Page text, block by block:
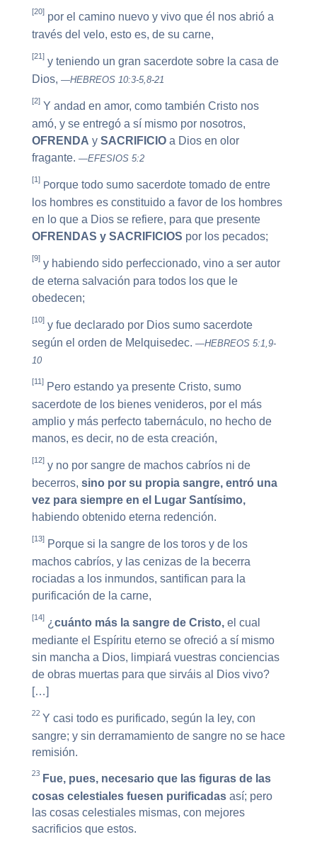
[20] por el camino nuevo y vivo que él nos abrió a
través del velo, esto es, de su carne,
[21] y teniendo un gran sacerdote sobre la casa de
Dios, —HEBREOS 10:3-5,8-21
[2] Y andad en amor, como también Cristo nos
amó, y se entregó a sí mismo por nosotros,
OFRENDA y SACRIFICIOa Dios en olor
fragante. —EFESIOS 5:2
[1]Porque todo sumo sacerdote tomado de entre
los hombres es constituido a favor de los hombres
en lo que a Dios se refiere, para que presente
OFRENDAS y SACRIFICIOS por los pecados;
[9] y habiendo sido perfeccionado, vino a ser autor
de eterna salvación para todos los que le
obedecen;
[10] y fue declarado por Dios sumo sacerdote
según el orden de Melquisedec. —HEBREOS 5:1,9-
10
[11] Pero estando ya presente Cristo, sumo
sacerdote de los bienes venideros, por el más
amplio y más perfecto tabernáculo, no hecho de
manos, es decir, no de esta creación,
[12] y no por sangre de machos cabríos ni de
becerros, sino por su propia sangre, entró una
vez para siempre en el Lugar Santísimo,
habiendo obtenido eterna redención.
[13]Porque si la sangre de los toros y de los
machos cabríos, y las cenizas de la becerra
rociadas a los inmundos, santifican para la
purificación de la carne,
[14]¿ cuánto más la sangre de Cristo,el cual
mediante el Espíritu eterno se ofreció a sí mismo
sin mancha a Dios, limpiará vuestras conciencias
de obras muertas para que sirváis al Dios vivo?
[…]
22 Y casi todo es purificado, según la ley, con
sangre; y sin derramamiento de sangre no se hace
remisión.
23 Fue, pues, necesario que las figuras de las
cosas celestiales fuesen purificadasasí; pero
las cosas celestiales mismas, con mejores
sacrificios que estos.